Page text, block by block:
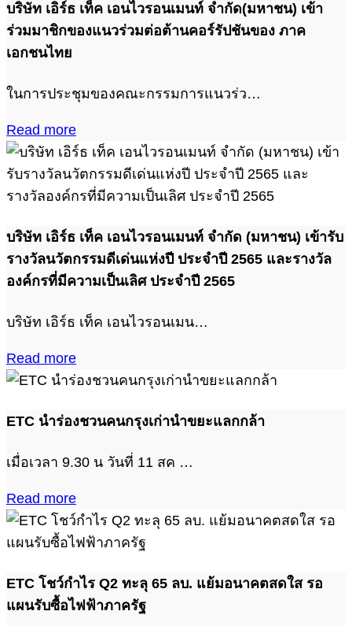
บริษัท เอิร์ธ เท็ค เอนไวรอนเมนท์ จำกัด(มหาชน) เข้า
ร่วมมาชิกของแนวร่วมต่อต้านคอร์รัปชันของ ภาค
เอกชนไทย
ในการประชุมของคณะกรรมการแนวร่ว…
Read more
บริษัท เอิร์ธ เท็ค เอนไวรอนเมนท์ จำกัด (มหาชน) เข้ารับ
รางวัลนวัตกรรมดีเด่นแห่งปี ประจำปี 2565 และรางวัล
องค์กรที่มีความเป็นเลิศ ประจำปี 2565
บริษัท เอิร์ธ เท็ค เอนไวรอนเมน…
Read more
ETC นำร่องชวนคนกรุงเก่านำขยะแลกกล้า
เมื่อเวลา 9.30 น วันที่ 11 สค …
Read more
ETC โชว์กำไร Q2 ทะลุ 65 ลบ. แย้มอนาคตสดใส รอ
แผนรับซื้อไฟฟ้าภาครัฐ